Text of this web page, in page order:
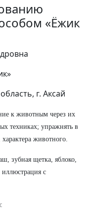
«Ёжик
г. Аксай
к животным через их
техниках; упражнять в
животного.
зубная щетка, яблоко,
иллюстрация с